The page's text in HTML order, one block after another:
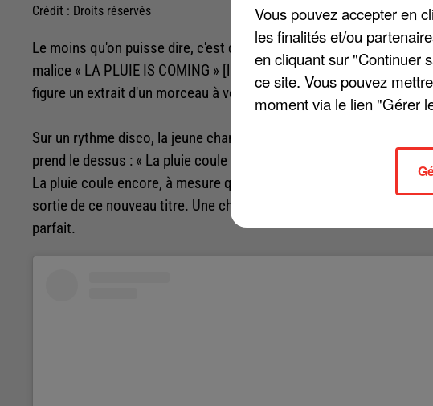
Crédit : Droits réservés
Le moins qu'on puisse dire, c'est qu'il est de circonstance. Sur
malice « LA PLUIE IS COMING » [la pluie arrive, NDLR].
figure un extrait d'un morceau à venir.
Sur un rythme disco, la jeune chanteuse scande des paroles qui
prend le dessus : « La pluie coule encore, à mesure que nos
La pluie coule encore, à mesure que nos coeurs se dévorent ».
sortie de ce nouveau titre. Une chose est sure : les fans sont
parfait.
Vous pouvez accepter en
les finalités et/ou
en cliquant sur "Continuer
ce site. Vous pouvez
moment via le lien "Gérer